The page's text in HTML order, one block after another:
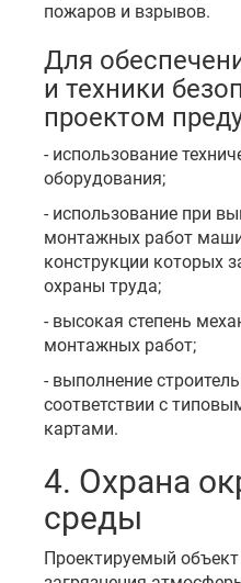
пожаров и взрывов.
Для
и техники
проектом
- использование
оборудования;
- использование при
монтажных работ
конструкции которых
охраны труда;
- высокая степень
монтажных работ;
- выполнение
соответствии с
картами.
4. Охрана
среды
Проектируемый